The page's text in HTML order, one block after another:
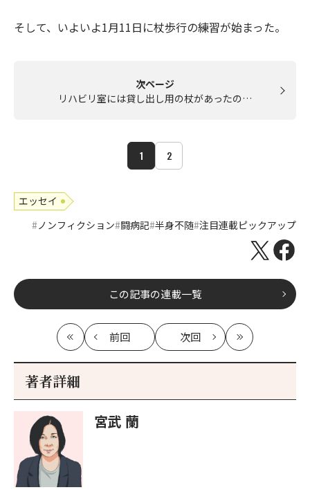
そして、いよいよ1月11日に杖歩行の練習が始まった。
次ページ
リハビリ室には貸し出し用の杖があったの…
1 2
エッセイ
ノンフィクション 闘病記 半身不随 注目連載ピックアップ
この記事の連載一覧
最
初
前回
記
次回
記
最
新
著者詳細
宮武 蘭